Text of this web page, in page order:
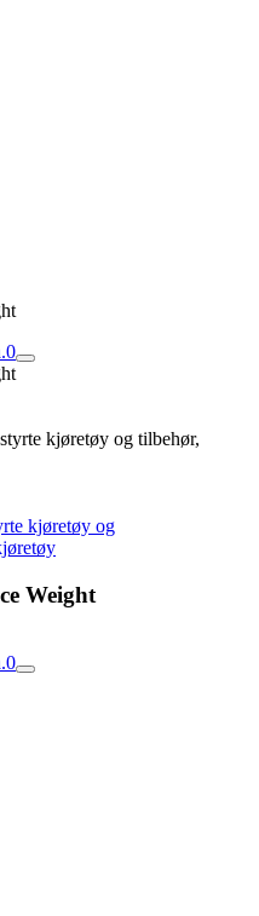
0
kjøretøy og tilbehør,
kjøretøy og
Weight
0